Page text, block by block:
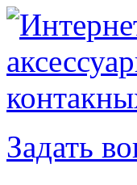
Задать